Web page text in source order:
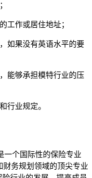
工作或居住地址；
如果没有英语水平的要
能够承担模特行业的压
行业规定。
一个国际性的保险专业
财务规划领域的顶尖专业